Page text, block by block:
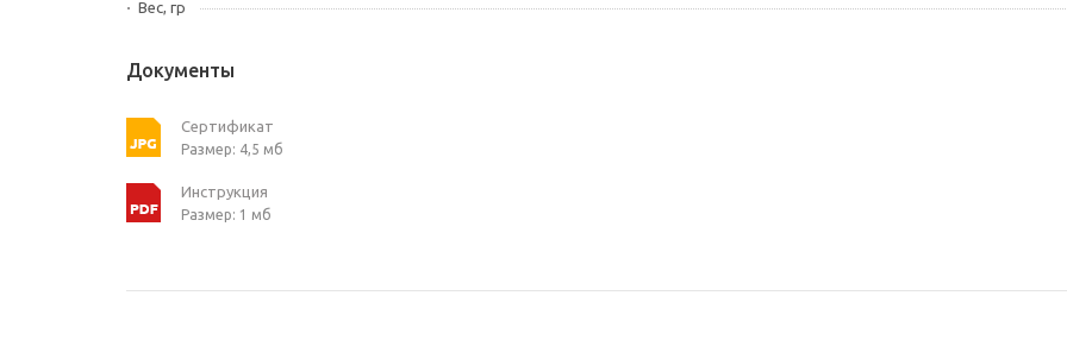
Вес, гр
Документы
Сертификат
Размер: 4,5 мб
Инструкция
Размер: 1 мб